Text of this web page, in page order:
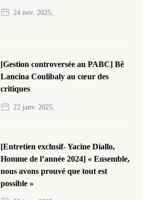
24 nov. 2025,
[Gestion controversée au PABC] Bê
Lancina Coulibaly au cœur des
critiques
22 janv. 2025,
[Entretien exclusif- Yacine Diallo,
Homme de l’année 2024] « Ensemble,
nous avons prouvé que tout est
possible »